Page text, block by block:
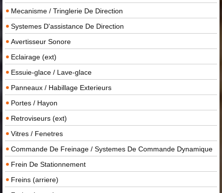
Mecanisme / Tringlerie De Direction
Systemes D'assistance De Direction
Avertisseur Sonore
Eclairage (ext)
Essuie-glace / Lave-glace
Panneaux / Habillage Exterieurs
Portes / Hayon
Retroviseurs (ext)
Vitres / Fenetres
Commande De Freinage / Systemes De Commande Dynamique
Frein De Stationnement
Freins (arriere)